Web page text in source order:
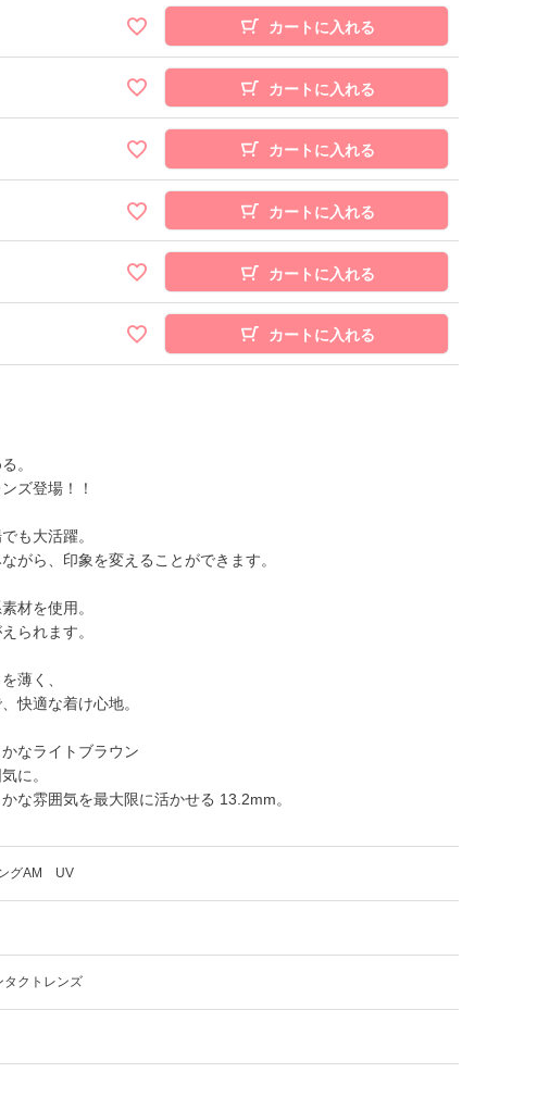
カートに入れる
カートに入れる
カートに入れる
カートに入れる
カートに入れる
カートに入れる
。
ズ登場！！
も大活躍。
がら、印象を変えることができます。
材を使用。
られます。
薄く、
快適な着け心地。
なライトブラウン
に。
な雰囲気を最大限に活かせる 13.2mm。
グAM UV
タクトレンズ